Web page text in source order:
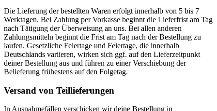
Die Lieferung der bestellten Waren erfolgt innerhalb von 5 bis 7
Werktagen. Bei Zahlung per Vorkasse beginnt die Lieferfrist am Tag
nach Tätigung der Überweisung an uns. Bei allen anderen
Zahlungsmitteln beginnt die Frist am Tag nach der Bestellung zu
laufen. Gesetzliche Feiertage und Feiertage, die innerhalb
Deutschlands variieren, wirken sich ggf. auf den Lieferzeitpunkt
deiner Bestellung aus und führen zu einer Verschiebung der
Belieferung frühestens auf den Folgetag.
Versand von Teillieferungen
In Ausnahmefällen verschicken wir deine Bestellung in